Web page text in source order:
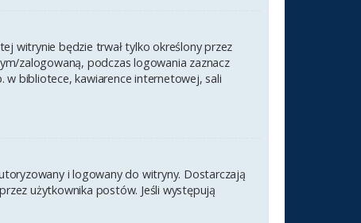
witrynie będzie trwał tylko określony przez
zalogowaną, podczas logowania zaznacz
w bibliotece, kawiarence internetowej, sali
i logowany do witryny. Dostarczają
użytkownika postów. Jeśli występują